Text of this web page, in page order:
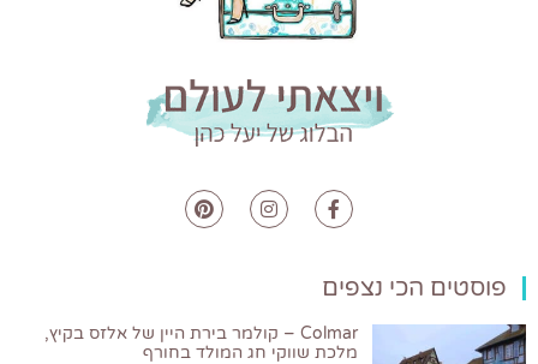
פוסטים הכי נצפים
Colmar – קולמר בירת היין של אלזס בקיץ,
מלכת שווקי חג המולד בחורף